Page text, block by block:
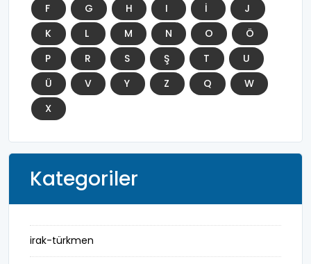
F
G H I İ
J
K
L M N O
Ö
P
R S Ş T
U
Ü
V Y Z Q
W
X
Kategoriler
irak-türkmen